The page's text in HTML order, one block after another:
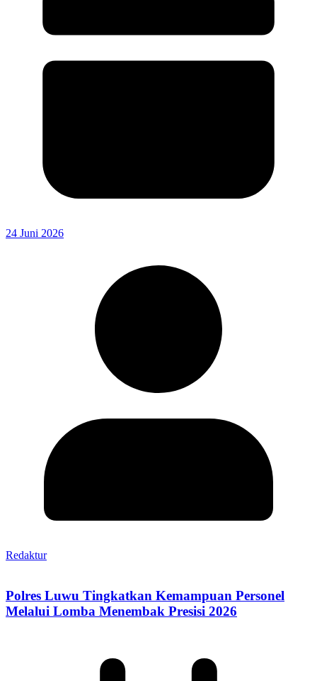
24 Juni 2026
Redaktur
Polres Luwu Tingkatkan Kemampuan Personel
Melalui Lomba Menembak Presisi 2026